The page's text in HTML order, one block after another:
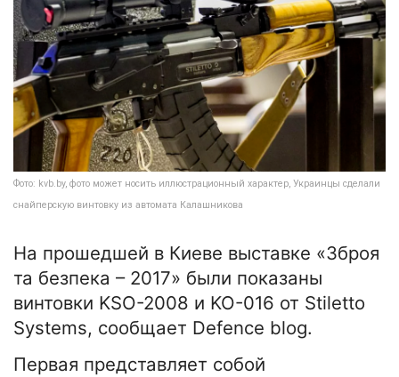
Фото: kvb.by, фото может носить иллюстрационный характер, Украинцы сделали
снайперскую винтовку из автомата Калашникова
На прошедшей в Киеве выставке «Зброя
та безпека – 2017» были показаны
винтовки KSO-2008 и KO-016 от Stiletto
Systems, сообщает Defence blog.
Первая представляет собой